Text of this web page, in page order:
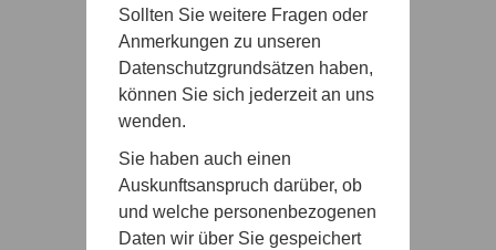
Sollten Sie weitere Fragen oder
Anmerkungen zu unseren
Datenschutzgrundsätzen haben,
können Sie sich jederzeit an uns
wenden.
Sie haben auch einen
Auskunftsanspruch darüber, ob
und welche personenbezogenen
Daten wir über Sie gespeichert